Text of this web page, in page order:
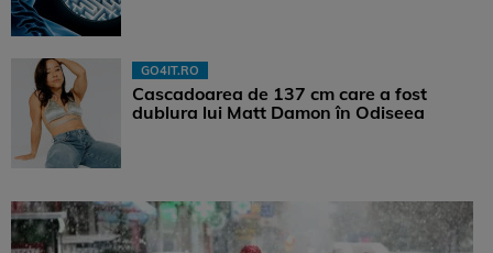
GO4IT.RO
Cascadoarea de 137 cm care a fost
dublura lui Matt Damon în Odiseea